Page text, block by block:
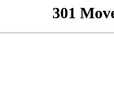
301